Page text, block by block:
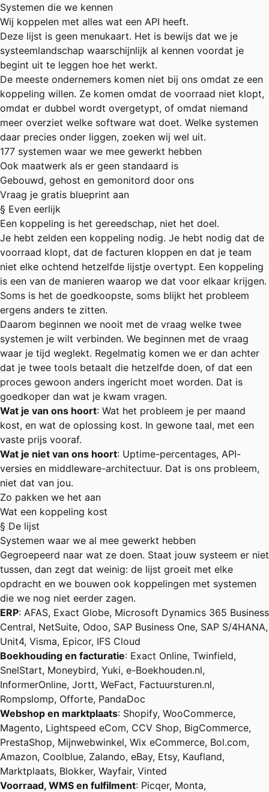
Systemen die we kennen
Wij koppelen met alles wat een API heeft.
Deze lijst is geen menukaart. Het is bewijs dat we je
systeemlandschap waarschijnlijk al kennen voordat je
begint uit te leggen hoe het werkt.
De meeste ondernemers komen niet bij ons omdat ze een
koppeling willen. Ze komen omdat de voorraad niet klopt,
omdat er dubbel wordt overgetypt, of omdat niemand
meer overziet welke software wat doet. Welke systemen
daar precies onder liggen, zoeken wij wel uit.
177 systemen waar we mee gewerkt hebben
Ook maatwerk als er geen standaard is
Gebouwd, gehost en gemonitord door ons
Vraag je gratis blueprint aan
§ Even eerlijk
Een koppeling is het gereedschap, niet het doel.
Je hebt zelden een koppeling nodig. Je hebt nodig dat de
voorraad klopt, dat de facturen kloppen en dat je team
niet elke ochtend hetzelfde lijstje overtypt. Een koppeling
is een van de manieren waarop we dat voor elkaar krijgen.
Soms is het de goedkoopste, soms blijkt het probleem
ergens anders te zitten.
Daarom beginnen we nooit met de vraag welke twee
systemen je wilt verbinden. We beginnen met de vraag
waar je tijd weglekt. Regelmatig komen we er dan achter
dat je twee tools betaalt die hetzelfde doen, of dat een
proces gewoon anders ingericht moet worden. Dat is
goedkoper dan wat je kwam vragen.
Wat je van ons hoort: Wat het probleem je per maand
kost, en wat de oplossing kost. In gewone taal, met een
vaste prijs vooraf.
Wat je niet van ons hoort: Uptime-percentages, API-
versies en middleware-architectuur. Dat is ons probleem,
niet dat van jou.
Zo pakken we het aan
Wat een koppeling kost
§ De lijst
Systemen waar we al mee gewerkt hebben
Gegroepeerd naar wat ze doen. Staat jouw systeem er niet
tussen, dan zegt dat weinig: de lijst groeit met elke
opdracht en we bouwen ook koppelingen met systemen
die we nog niet eerder zagen.
ERP: AFAS, Exact Globe, Microsoft Dynamics 365 Business
Central, NetSuite, Odoo, SAP Business One, SAP S/4HANA,
Unit4, Visma, Epicor, IFS Cloud
Boekhouding en facturatie: Exact Online, Twinfield,
SnelStart, Moneybird, Yuki, e-Boekhouden.nl,
InformerOnline, Jortt, WeFact, Factuursturen.nl,
Rompslomp, Offorte, PandaDoc
Webshop en marktplaats: Shopify, WooCommerce,
Magento, Lightspeed eCom, CCV Shop, BigCommerce,
PrestaShop, Mijnwebwinkel, Wix eCommerce, Bol.com,
Amazon, Coolblue, Zalando, eBay, Etsy, Kaufland,
Marktplaats, Blokker, Wayfair, Vinted
Voorraad, WMS en fulfilment: Picqer, Monta,